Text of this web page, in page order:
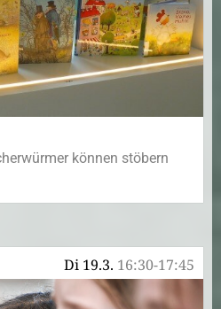
können stöbern
Di 19.3. 16:30-17:45